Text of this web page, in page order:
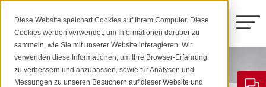
Diese Website speichert Cookies auf Ihrem Computer. Diese
Cookies werden verwendet, um Informationen darüber zu
sammeln, wie Sie mit unserer Website interagieren. Wir
verwenden diese Informationen, um Ihre Browser-Erfahrung
zu verbessern und anzupassen, sowie für Analysen und
Messungen zu unseren Besuchern auf dieser Website und
Toyota Gabelstapler